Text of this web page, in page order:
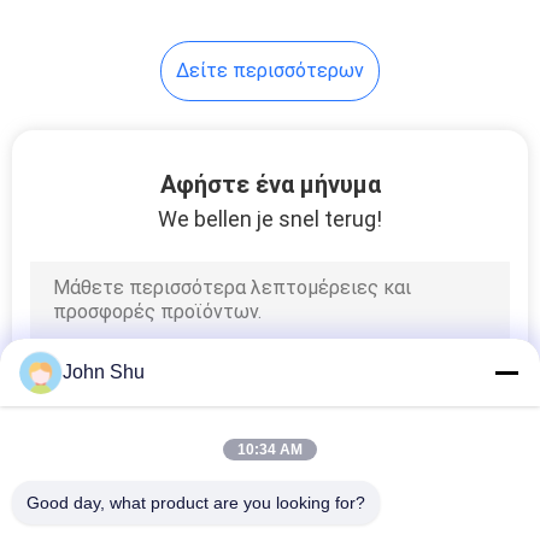
LCD οθόνη πίνακα
Οθόνη LCD αφής
Δείτε περισσότερων
Αφήστε ένα μήνυμα
We bellen je snel terug!
John Shu
10:34 AM
Good day, what product are you looking for?